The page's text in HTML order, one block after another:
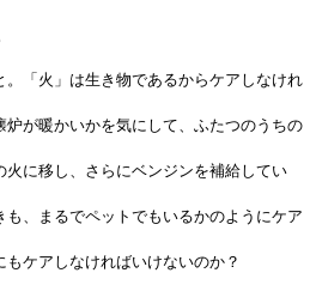
。「火」は生き物であるからケアしなけれ
が暖かいかを気にして、ふたつのうちの
火に移し、さらにベンジンを補給してい
、まるでペットでもいるかのようにケア
ケアしなければいけないのか？